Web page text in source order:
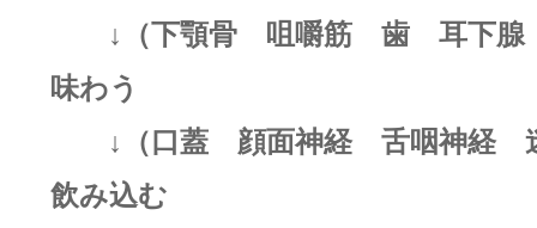
↓（下顎骨 咀嚼筋 歯 耳下腺
味わう
↓（口蓋 顔面神経 舌咽神経
飲み込む